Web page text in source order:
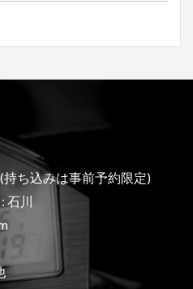
ち込みは事前予約限定)
石川